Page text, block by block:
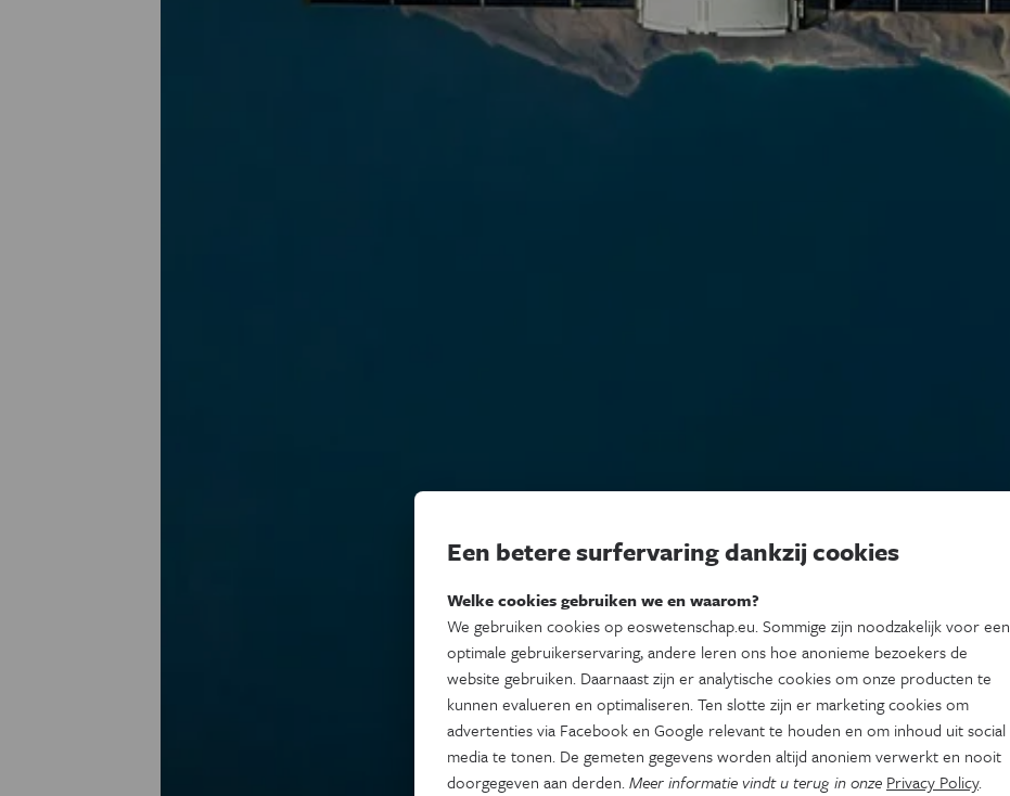
Een betere surfervaring dankzij cookies
Welke cookies gebruiken we en waarom?
We gebruiken cookies op eoswetenschap.eu. Sommige zijn noodzakelijk voor een
optimale gebruikerservaring, andere leren ons hoe anonieme bezoekers de
website gebruiken. Daarnaast zijn er analytische cookies om onze producten te
kunnen evalueren en optimaliseren. Ten slotte zijn er marketing cookies om
advertenties via Facebook en Google relevant te houden en om inhoud uit social
media te tonen. De gemeten gegevens worden altijd anoniem verwerkt en nooit
doorgegeven aan derden.Meer informatie vindt u terug in onze Privacy Policy.